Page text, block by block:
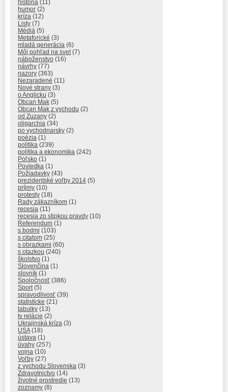
história (11)
humor (2)
kríza (12)
Listy (7)
Médiá (5)
Metaforické (3)
mladá generácia (6)
Môj pohľad na svet(7)
náboženstvo (16)
návrhy (77)
nazory (363)
Nezaradené (11)
Nové strany (3)
o Anglicku (3)
Obcan Mak (5)
Obcan Mak z vychodu (2)
od Zuzany (2)
oligarchia (34)
po vychodnarsky (2)
poézia (1)
politika (239)
politika a ekonomika (242)
Poľsko (1)
Poviedka (1)
Požiadavky (43)
prezidentské voľby 2014 (5)
príjmy (10)
protesty (18)
Rady zákazníkom (1)
recesia (11)
recesia zo stipkou pravdy (10)
Referendum (1)
s bodmi (103)
s citatom (25)
s obrazkami (60)
s otazkou (240)
školstvo (1)
Slovenčina (1)
slovník (1)
Spoločnosť (386)
Sport(5)
spravodlivosť (39)
statisticke (21)
tabulky (13)
tv relácie (2)
Ukrajinská kríza (3)
USA(18)
ústava (1)
úvahy (257)
vojna (10)
Voľby (27)
z vychodu Slovenska (3)
Zdravotnictvo (14)
životné prostredie (13)
zoznamy (8)